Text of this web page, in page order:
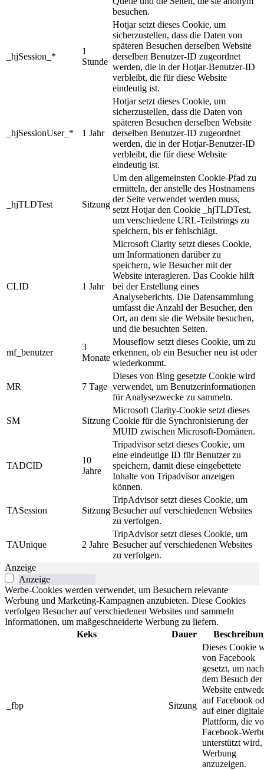
besuchen.
_hjSession_*
1
Stunde
Hotjar setzt dieses Cookie, um
sicherzustellen, dass die Daten von
späteren Besuchen derselben Website
derselben Benutzer-ID zugeordnet
werden, die in der Hotjar-Benutzer-ID
verbleibt, die für diese Website
eindeutig ist.
_hjSessionUser_* 1 Jahr
Hotjar setzt dieses Cookie, um
sicherzustellen, dass die Daten von
späteren Besuchen derselben Website
derselben Benutzer-ID zugeordnet
werden, die in der Hotjar-Benutzer-ID
verbleibt, die für diese Website
eindeutig ist.
_hjTLDTest Sitzung
Um den allgemeinsten Cookie-Pfad zu
ermitteln, der anstelle des Hostnamens
der Seite verwendet werden muss,
setzt Hotjar den Cookie _hjTLDTest,
um verschiedene URL-Teilstrings zu
speichern, bis er fehlschlägt.
CLID 1 Jahr
Microsoft Clarity setzt dieses Cookie,
um Informationen darüber zu
speichern, wie Besucher mit der
Website interagieren. Das Cookie hilft
bei der Erstellung eines
Analyseberichts. Die Datensammlung
umfasst die Anzahl der Besucher, den
Ort, an dem sie die Website besuchen,
und die besuchten Seiten.
mf_benutzer
3
Monate
Mouseflow setzt dieses Cookie, um zu
erkennen, ob ein Besucher neu ist oder
wiederkommt.
MR 7 Tage
Dieses von Bing gesetzte Cookie wird
verwendet, um Benutzerinformationen
für Analysezwecke zu sammeln.
SM Sitzung
Microsoft Clarity-Cookie setzt dieses
Cookie für die Synchronisierung der
MUID zwischen Microsoft-Domänen.
TADCID
10
Jahre
Tripadvisor setzt dieses Cookie, um
eine eindeutige ID für Benutzer zu
speichern, damit diese eingebettete
Inhalte von Tripadvisor anzeigen
können.
TASession Sitzung
TripAdvisor setzt dieses Cookie, um
Besucher auf verschiedenen Websites
zu verfolgen.
TAUnique 2 Jahre
TripAdvisor setzt dieses Cookie, um
Besucher auf verschiedenen Websites
zu verfolgen.
Anzeige
Anzeige
Werbe-Cookies werden verwendet, um Besuchern relevante
Werbung und Marketing-Kampagnen anzubieten. Diese Cookies
verfolgen Besucher auf verschiedenen Websites und sammeln
Informationen, um maßgeschneiderte Werbung zu liefern.
Keks
Dauer
_fbp Sitzung
Dieses Cookie
von Facebook
gesetzt, um nach
dem Besuch der
Website
auf Facebook
auf einer
Plattform, die
Facebook-
unterstützt wird,
Werbung
anzuzeigen.